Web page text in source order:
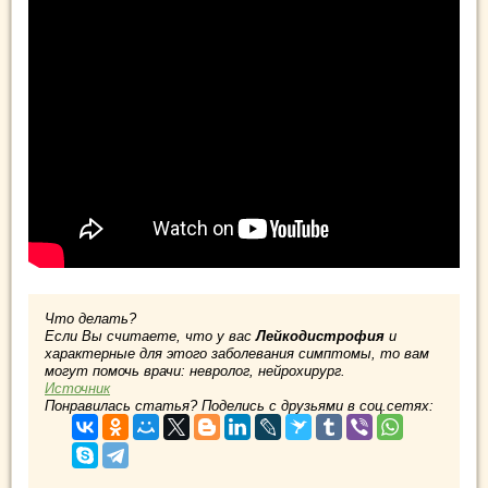
Что делать?
Если Вы считаете, что у васЛейкодистрофия и
характерные для этого заболевания симптомы, то вам
могут помочь врачи: невролог, нейрохирург.
Источник
Понравилась статья? Поделись с друзьями в соц.сетях: